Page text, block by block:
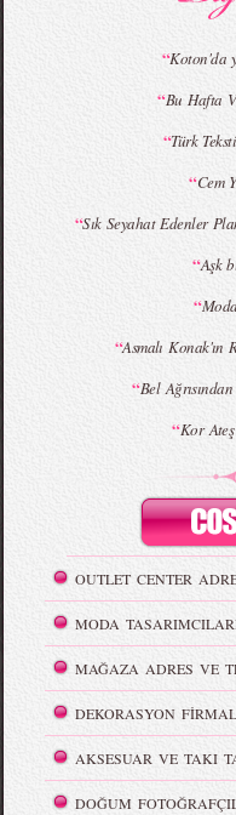
MBFWI - Giray Sepin 2015 Yaz
“Koton'da
“Bu Hafta
“Türk
“Cem
“Sık Seyahat Edenler
“Aşk
“
“Asmalı Konak'ın
“Bel
“Kor
OUTLET CENTER
MODA
MAĞAZA ADRES VE
DEKORASYON
AKSESUAR VE TAKI
DOĞUM